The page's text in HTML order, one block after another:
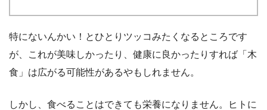
特にないんかい！とひとりツッコみたくなるところです
が、これが美味しかったり、健康に良かったりすれば「木
食」は広がる可能性があるやもしれません。
しかし、食べることはできても栄養になりません。ヒトに